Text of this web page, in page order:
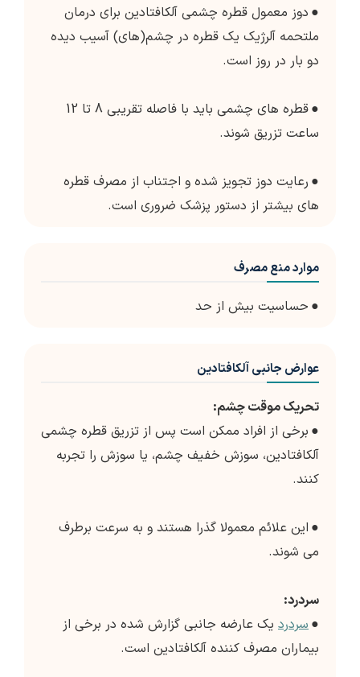
● دوز معمول قطره چشمی آلکافتادین برای درمان
ملتحمه آلرژیک یک قطره در چشم(های) آسیب دیده
دو بار در روز است.
●
قطره های چشمی باید با فاصله تقریبی 8 تا 12
ساعت تزریق شوند.
● رعایت دوز تجویز شده و اجتناب از مصرف قطره
های بیشتر از دستور پزشک ضروری است.
موارد منع مصرف
● حساسیت بیش از حد
عوارض جانبی آلکافتادین
تحریک موقت چشم:
● برخی از افراد ممکن است پس از تزریق قطره چشمی
آلکافتادین، سوزش خفیف چشم، یا سوزش را تجربه
کنند.
● این علائم معمولا گذرا هستند و به سرعت برطرف
می شوند.
سردرد:
●سردرد یک عارضه جانبی گزارش شده در برخی از
بیماران مصرف کننده آلکافتادین است.